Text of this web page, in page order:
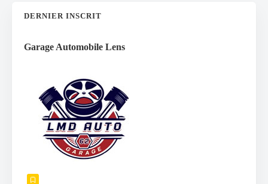
DERNIER INSCRIT
Garage Automobile Lens